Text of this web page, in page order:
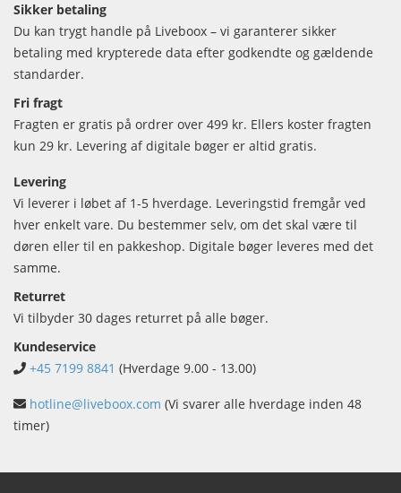
Sikker betaling
Du kan trygt handle på Liveboox – vi garanterer sikker
betaling med krypterede data efter godkendte og gældende
standarder.
Fri fragt
Fragten er gratis på ordrer over 499 kr. Ellers koster fragten
kun 29 kr. Levering af digitale bøger er altid gratis.
Levering
Vi leverer i løbet af 1-5 hverdage. Leveringstid fremgår ved
hver enkelt vare. Du bestemmer selv, om det skal være til
døren eller til en pakkeshop. Digitale bøger leveres med det
samme.
Returret
Vi tilbyder 30 dages returret på alle bøger.
Kundeservice
+45 7199 8841 (Hverdage 9.00 - 13.00)
hotline@liveboox.com (Vi svarer alle hverdage inden 48
timer)